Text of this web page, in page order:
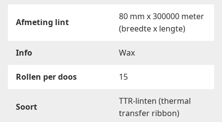
Afmeting lint
80 mm x 300000 meter
(breedte x lengte)
Info Wax
Rollen per doos 15
Soort
TTR-linten (thermal
transfer ribbon)